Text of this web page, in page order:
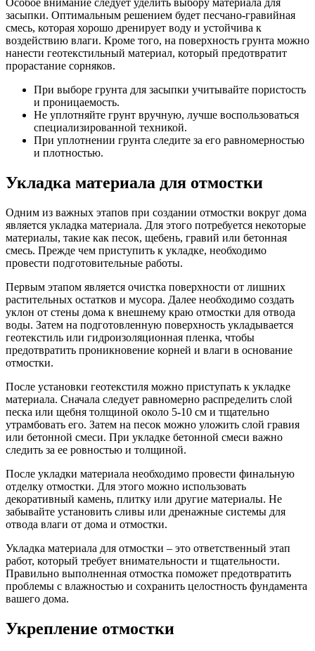
Особое внимание следует уделить выбору материала для
засыпки. Оптимальным решением будет песчано-гравийная
смесь, которая хорошо дренирует воду и устойчива к
воздействию влаги. Кроме того, на поверхность грунта можно
нанести геотекстильный материал, который предотвратит
прорастание сорняков.
При выборе грунта для засыпки учитывайте пористость
и проницаемость.
Не уплотняйте грунт вручную, лучше воспользоваться
специализированной техникой.
При уплотнении грунта следите за его равномерностью
и плотностью.
Укладка материала для отмостки
Одним из важных этапов при создании отмостки вокруг дома
является укладка материала. Для этого потребуется некоторые
материалы, такие как песок, щебень, гравий или бетонная
смесь. Прежде чем приступить к укладке, необходимо
провести подготовительные работы.
Первым этапом является очистка поверхности от лишних
растительных остатков и мусора. Далее необходимо создать
уклон от стены дома к внешнему краю отмостки для отвода
воды. Затем на подготовленную поверхность укладывается
геотекстиль или гидроизоляционная пленка, чтобы
предотвратить проникновение корней и влаги в основание
отмостки.
После установки геотекстиля можно приступать к укладке
материала. Сначала следует равномерно распределить слой
песка или щебня толщиной около 5-10 см и тщательно
утрамбовать его. Затем на песок можно уложить слой гравия
или бетонной смеси. При укладке бетонной смеси важно
следить за ее ровностью и толщиной.
После укладки материала необходимо провести финальную
отделку отмостки. Для этого можно использовать
декоративный камень, плитку или другие материалы. Не
забывайте установить сливы или дренажные системы для
отвода влаги от дома и отмостки.
Укладка материала для отмостки – это ответственный этап
работ, который требует внимательности и тщательности.
Правильно выполненная отмостка поможет предотвратить
проблемы с влажностью и сохранить целостность фундамента
вашего дома.
Укрепление отмостки